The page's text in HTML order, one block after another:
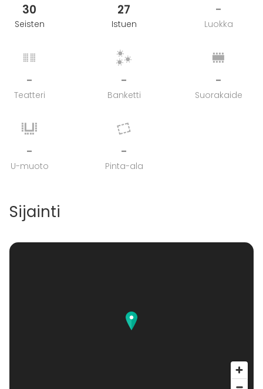
30
Seisten
27
Istuen
-
Luokka
-
Teatteri
-
Banketti
-
Suorakaide
-
U-muoto
-
Pinta-ala
Sijainti